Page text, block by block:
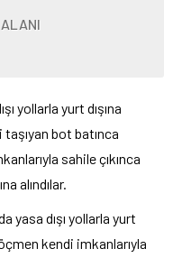
yollarla yurt dışına
bot batınca
sahile çıkınca
alındılar.
yasa dışı yollarla yurt
kendi imkanlarıyla